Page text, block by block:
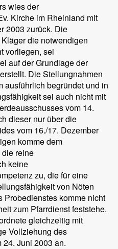
wies der
Kirche im Rheinland mit
2003 zurück. Die
die notwendigen
vorliegen, sei
auf der Grundlage der
Die Stellungnahmen
ausführlich begründet und in
sei auch nicht mit
vom 14.
dieser nur über die
vom 16./17. Dezember
komme dem
reine
keine
zu, die für eine
von Nöten
Probedienstes komme nicht
zum Pfarrdienst feststehe.
gleichzeitig mit
Vollziehung des
Juni 2003 an.